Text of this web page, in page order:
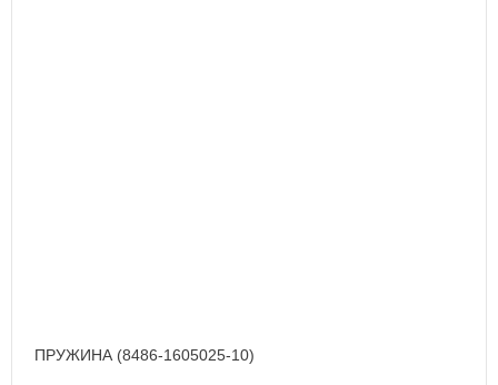
ПРУЖИНА (8486-1605025-10)